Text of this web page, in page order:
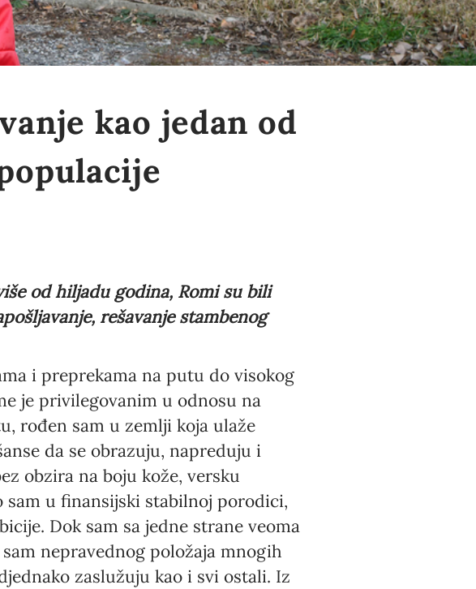
kao jedan od
od hiljadu godina, Romi su bili
rešavanje stambenog
i preprekama na putu do visokog
je privilegovanim u odnosu na
rođen sam u zemlji koja ulaže
da se obrazuju, napreduju i
obzira na boju kože, versku
u finansijski stabilnoj porodici,
Dok sam sa jedne strane veoma
nepravednog položaja mnogih
zaslužuju kao i svi ostali. Iz